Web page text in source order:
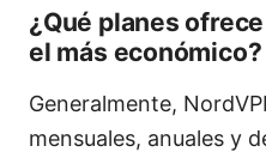
¿Qué planes
el más económico?
Generalmente,
mensuales, anuales y